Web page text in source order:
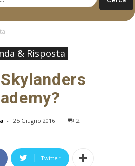
& Risposta
Skylanders
- 25 Giugno 2016 2
Twitter